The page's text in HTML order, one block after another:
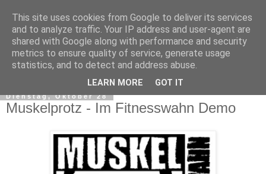
Dienstag, Oktober 28
Muskelprotz - Im Fitnesswahn Demo
This site uses cookies from Google to deliver its services
and to analyze traffic. Your IP address and user-agent are
shared with Google along with performance and security
metrics to ensure quality of service, generate usage
statistics, and to detect and address abuse.
LEARN MORE GOT IT